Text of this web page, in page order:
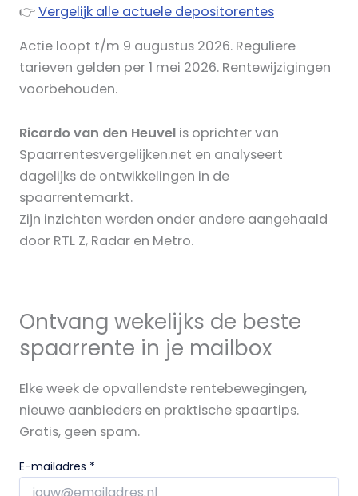
👉Vergelijk alle actuele depositorentes
Actie loopt t/m 9 augustus 2026. Reguliere
tarieven gelden per 1 mei 2026. Rentewijzigingen
voorbehouden.
Ricardo van den Heuvel is oprichter van
Spaarrentesvergelijken.net en analyseert
dagelijks de ontwikkelingen in de
spaarrentemarkt.
Zijn inzichten werden onder andere aangehaald
door RTL Z, Radar en Metro.
Ontvang wekelijks de beste
spaarrente in je mailbox
Elke week de opvallendste rentebewegingen,
nieuwe aanbieders en praktische spaartips.
Gratis, geen spam.
E-mailadres *